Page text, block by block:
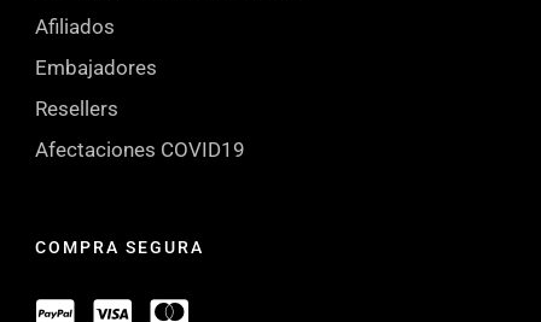
Afiliados
Embajadores
Resellers
Afectaciones COVID19
COMPRA SEGURA